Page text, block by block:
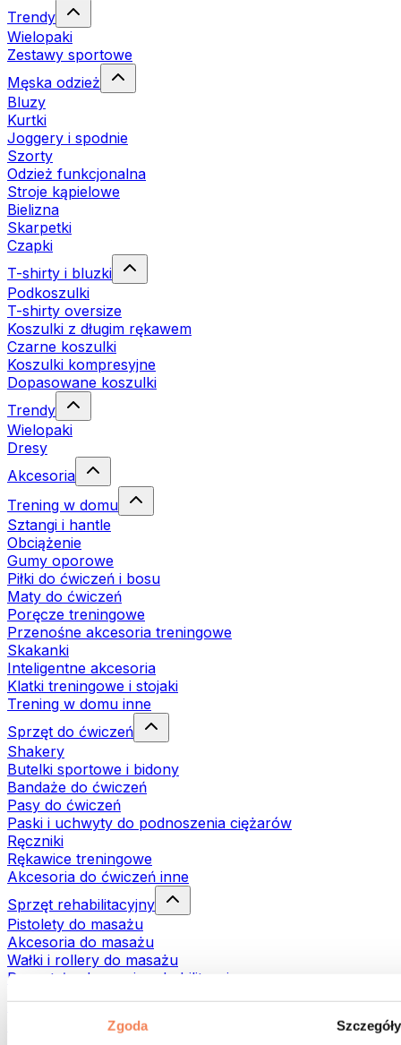
Zgoda Szczegóły
Trendy
Wielopaki
Zestawy sportowe
Męska odzież
Bluzy
Kurtki
Joggery i spodnie
Szorty
Odzież funkcjonalna
Stroje kąpielowe
Bielizna
Skarpetki
Czapki
T-shirty i bluzki
Podkoszulki
T-shirty oversize
Koszulki z długim rękawem
Czarne koszulki
Koszulki kompresyjne
Dopasowane koszulki
Trendy
Wielopaki
Dresy
Akcesoria
Trening w domu
Sztangi i hantle
Obciążenie
Gumy oporowe
Piłki do ćwiczeń i bosu
Maty do ćwiczeń
Poręcze treningowe
Przenośne akcesoria treningowe
Skakanki
Inteligentne akcesoria
Klatki treningowe i stojaki
Trening w domu inne
Sprzęt do ćwiczeń
Shakery
Butelki sportowe i bidony
Bandaże do ćwiczeń
Pasy do ćwiczeń
Paski i uchwyty do podnoszenia ciężarów
Ręczniki
Rękawice treningowe
Akcesoria do ćwiczeń inne
Sprzęt rehabilitacyjny
Pistolety do masażu
Akcesoria do masażu
Wałki i rollery do masażu
Pozostałe akcesoria rehabilitacyjne
Torby i plecaki
Torby na żywność i akcesoria